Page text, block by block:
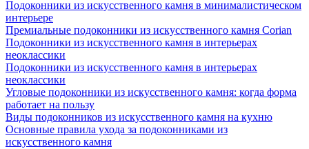
Подоконники из искусственного камня в минималистическом
интерьере
Премиальные подоконники из искусственного камня Corian
Подоконники из искусственного камня в интерьерах
неоклассики
Подоконники из искусственного камня в интерьерах
неоклассики
Угловые подоконники из искусственного камня: когда форма
работает на пользу
Виды подоконников из искусственного камня на кухню
Основные правила ухода за подоконниками из
искусственного камня